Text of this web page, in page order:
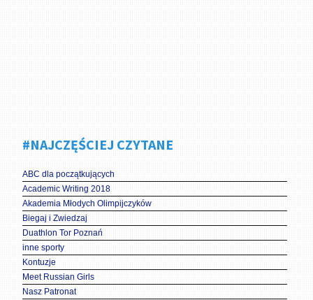
#NAJCZĘŚCIEJ CZYTANE
ABC dla początkujących
Academic Writing 2018
Akademia Młodych Olimpijczyków
Biegaj i Zwiedzaj
Duathlon Tor Poznań
inne sporty
Kontuzje
Meet Russian Girls
Nasz Patronat